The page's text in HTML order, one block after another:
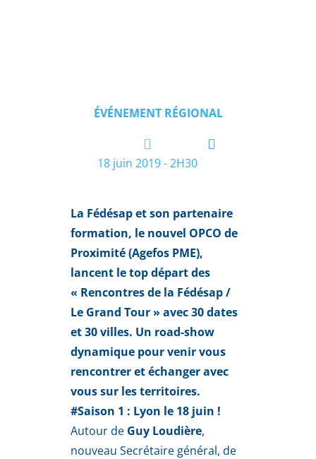
ÉVÉNEMENT RÉGIONAL
18 juin 2019 - 2H30
La Fédésap et son partenaire
formation, le nouvel OPCO de
Proximité (Agefos PME),
lancent le top départ des
« Rencontres de la Fédésap /
Le Grand Tour » avec 30 dates
et 30 villes. Un road-show
dynamique pour venir vous
rencontrer et échanger avec
vous sur les territoires.
#Saison 1 : Lyon le 18 juin !
Autour de Guy Loudière,
nouveau Secrétaire général, de